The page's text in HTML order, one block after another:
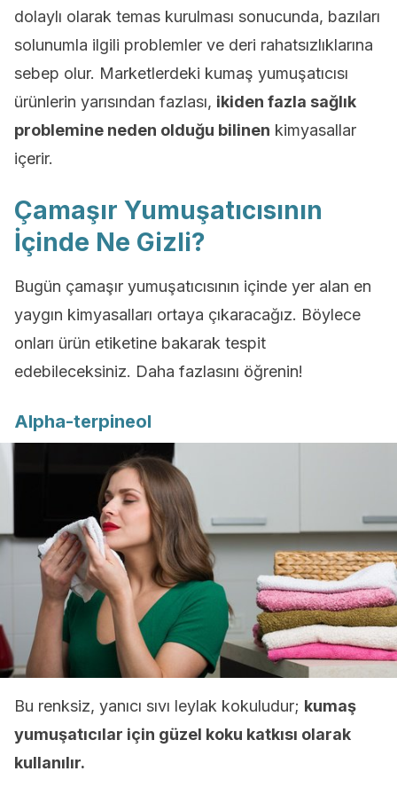
dolaylı olarak temas kurulması sonucunda, bazıları
solunumla ilgili problemler ve deri rahatsızlıklarına
sebep olur. Marketlerdeki kumaş yumuşatıcısı
ürünlerin yarısından fazlası, ikiden fazla sağlık
problemine neden olduğu bilinen kimyasallar
içerir.
Çamaşır Yumuşatıcısının
İçinde Ne Gizli?
Bugün çamaşır yumuşatıcısının içinde yer alan en
yaygın kimyasalları ortaya çıkaracağız. Böylece
onları ürün etiketine bakarak tespit
edebileceksiniz. Daha fazlasını öğrenin!
Alpha-terpineol
Bu renksiz, yanıcı sıvı leylak kokuludur; kumaş
yumuşatıcılar için güzel koku katkısı olarak
kullanılır.